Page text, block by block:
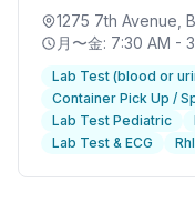
1275 7th Avenue ,
月〜金: 7:30 AM -
Lab Test (blood or
Container Pick Up /
Lab Test Pediatric
Lab Test & ECG